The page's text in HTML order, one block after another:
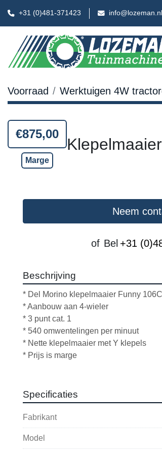
+31 (0)481-371423 info@lozeman.nl
Voorraad Werktuigen 4W
€875,00
Marge
Neem
of Bel +31
Beschrijving
* Del Morino klepelmaaier Funny
* Aanbouw aan 4-wieler
* 3 punt cat. 1
* 540 omwentelingen per minuut
* Nette klepelmaaier met Y klepels
* Prijs is marge
Specificaties
Fabrikant
Model